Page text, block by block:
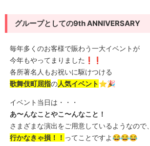
グループとしての9th ANNIVERSARY
毎年多くのお客様で賑わう一大イベントが
今年もやってまりました❗️❗️
各所著名人もお祝いに駆けつける
歌舞伎町屈指の人気イベント⭐️🎉
イベント当日は・・・
あ〜んなことやこ〜んなこと！
さまざまな演出をご用意しているようなので、
行かなきゃ損！！ ってことですよ😂😂😂